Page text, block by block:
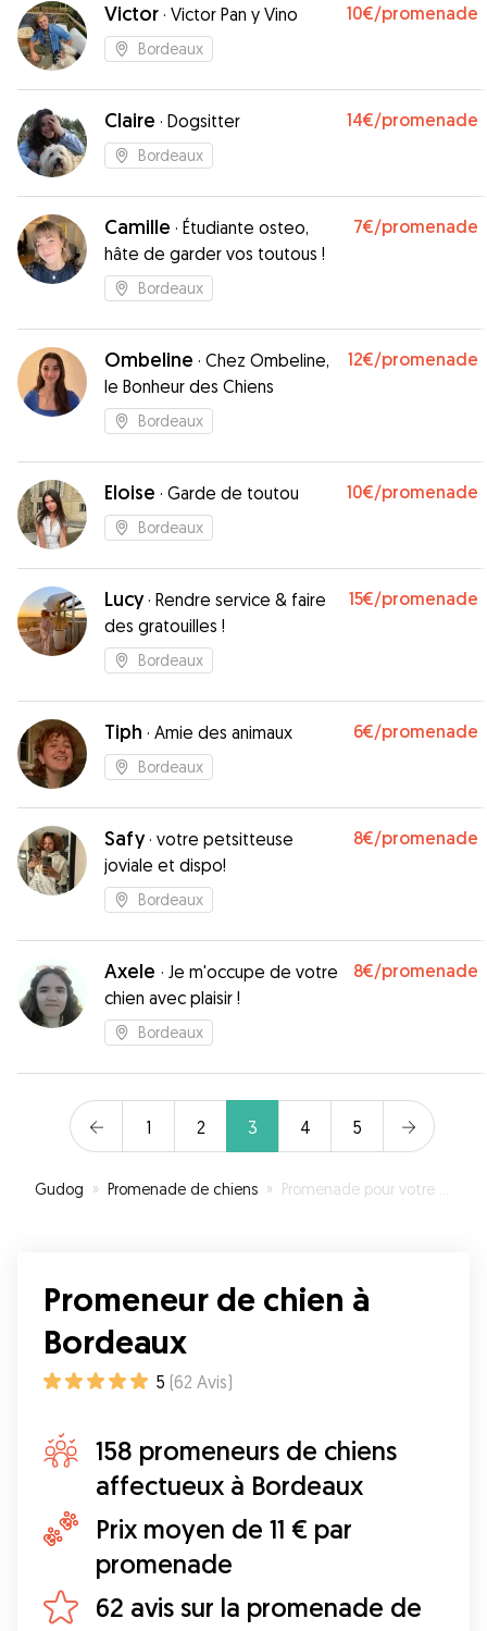
Victor · Victor Pan y Vino 10€/promenade
Bordeaux
Claire · Dogsitter 14€/promenade
Bordeaux
Camille · Étudiante osteo,
hâte de garder vos toutous !
7€/promenade
Bordeaux
Ombeline · Chez Ombeline,
le Bonheur des Chiens
12€/promenade
Bordeaux
Eloise · Garde de toutou 10€/promenade
Bordeaux
Lucy· Rendre service & faire
des gratouilles !
15€/promenade
Bordeaux
Tiph · Amie des animaux 6€/promenade
Bordeaux
Safy· votre petsitteuse
joviale et dispo!
8€/promenade
Bordeaux
Axele · Je m'occupe de votre
chien avec plaisir !
8€/promenade
Bordeaux
1 2 3 4 5
Gudog » Promenade de chiens » Promenade pour votre chien à Bordeaux
Promeneur de chien à
Bordeaux
5 (62 Avis)
158 promeneurs de chiens
affectueux à Bordeaux
Prix moyen de 11 € par
promenade
62 avis sur la promenade de